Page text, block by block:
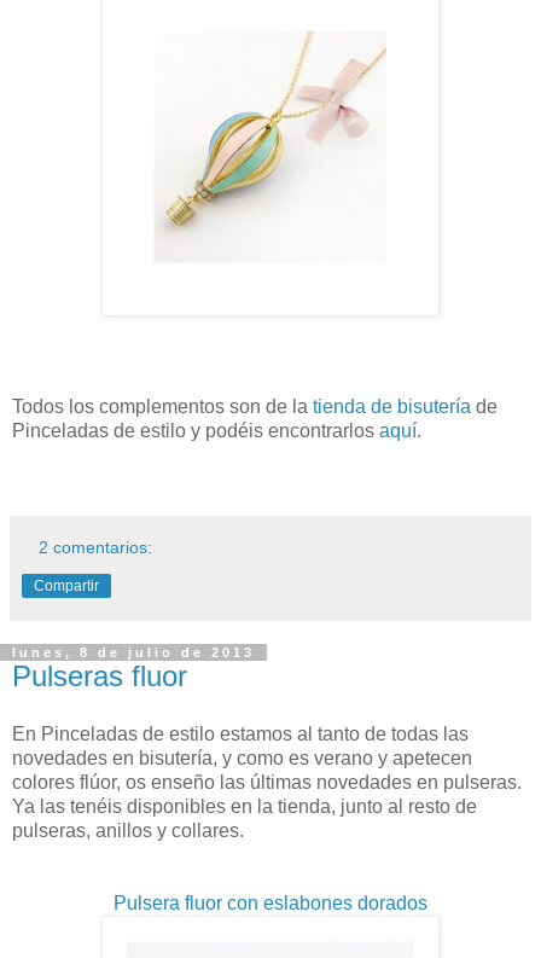
Todos los complementos son de la tienda de bisutería de
Pinceladas de estilo y podéis encontrarlos aquí.
2 comentarios:
Compartir
lunes, 8 de julio de 2013
Pulseras fluor
En Pinceladas de estilo estamos al tanto de todas las
novedades en bisutería, y como es verano y apetecen
colores flúor, os enseño las últimas novedades en pulseras.
Ya las tenéis disponibles en la tienda, junto al resto de
pulseras, anillos y collares.
Pulsera fluor con eslabones dorados